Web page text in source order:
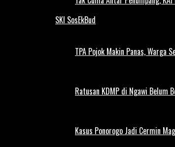
SKI SosEkBud
TPA Pojok Makin Panas, Warga
Ratusan KDMP di Ngawi Belum
Kasus Ponorogo Jadi Cermin